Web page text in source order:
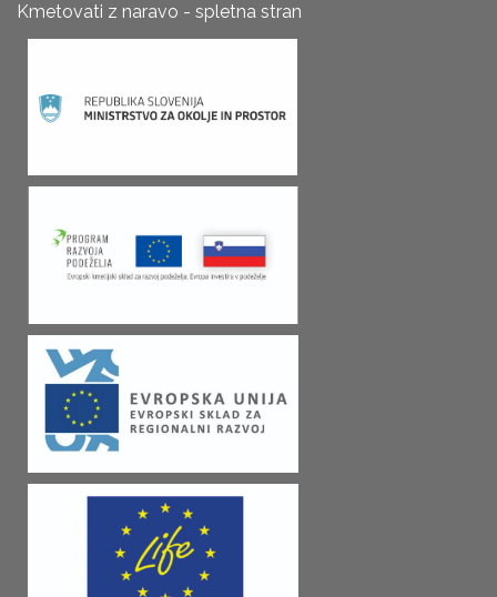
Kmetovati z naravo - spletna stran